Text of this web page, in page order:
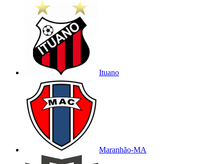
Ituano
Maranhão-MA